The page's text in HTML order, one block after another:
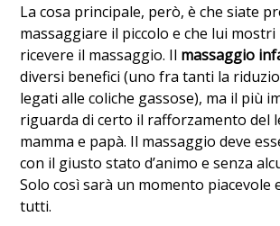
La cosa principale, però, è che siate
massaggiare il piccolo e che lui mostri
ricevere il massaggio. Il massaggio
diversi benefici (uno fra tanti la
legati alle coliche gassose), ma il più
riguarda di certo il rafforzamento del
mamma e papà. Il massaggio deve
con il giusto stato d’animo e senza
Solo così sarà un momento piacevole
tutti.